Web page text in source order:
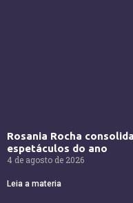
Rosania Rocha
espetáculos do ano
4 de agosto de 2026
Leia a materia